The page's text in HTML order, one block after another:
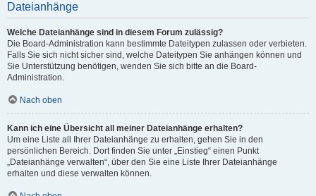
Dateianhänge
Welche Dateianhänge sind in diesem Forum zulässig?
Die Board-Administration kann bestimmte Dateitypen zulassen oder verbieten.
Falls Sie sich nicht sicher sind, welche Dateitypen Sie anhängen können und
Sie Unterstützung benötigen, wenden Sie sich bitte an die Board-
Administration.
Nach oben
Kann ich eine Übersicht all meiner Dateianhänge erhalten?
Um eine Liste all Ihrer Dateianhänge zu erhalten, gehen Sie in den
persönlichen Bereich. Dort finden Sie unter „Einstieg“ einen Punkt
„Dateianhänge verwalten“, über den Sie eine Liste Ihrer Dateianhänge
erhalten und diese verwalten können.